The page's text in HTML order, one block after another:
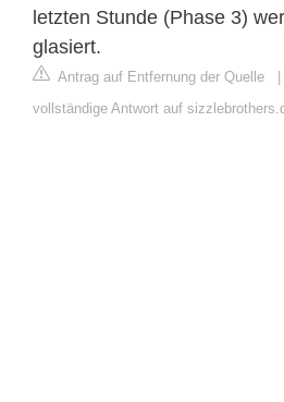
letzten Stunde (Phase 3)
glasiert.
Antrag auf Entfernung der Quelle
vollständige Antwort auf